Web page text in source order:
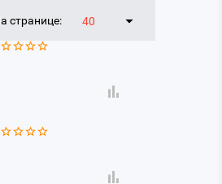
странице: 40